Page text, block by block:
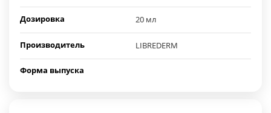
Дозировка 20 мл
Производитель LIBREDERM
Форма выпуска